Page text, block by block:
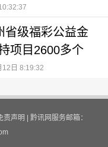
省级福彩公益金
项目2600多个
12日 8:19:32
责声明
黔讯网服务邮箱：